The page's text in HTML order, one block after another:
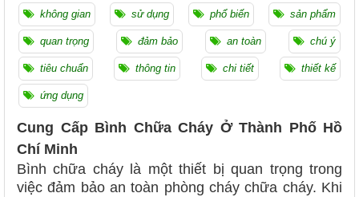
không gian sử dụng phổ biến sản phẩm
quan trọng đảm bảo an toàn chú ý
tiêu chuẩn thông tin chi tiết thiết kế
ứng dụng
Cung Cấp Bình Chữa Cháy Ở Thành Phố Hồ
Chí Minh
Bình chữa cháy là một thiết bị quan trọng trong
việc đảm bảo an toàn phòng cháy chữa cháy. Khi